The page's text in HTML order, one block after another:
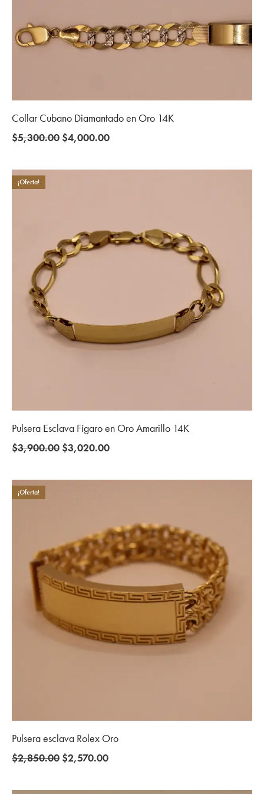
Collar Cubano Diamantado en Oro 14K
$5,300.00 Original
was:
$4,000.00Current
is:
¡Oferta!
Pulsera Esclava Fígaro en Oro Amarillo 14K
$3,900.00 Original
was:
$3,900.00.
$3,020.00Current
is:
¡Oferta!
Pulsera esclava Rolex Oro
$2,850.00 Original
was:
$2,570.00Current
is: